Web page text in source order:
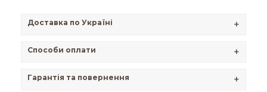
Доставка по Україні +
Способи оплати +
Гарантія та повернення +